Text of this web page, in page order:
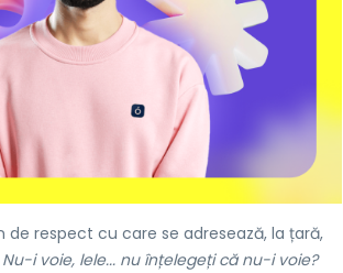
de respect cu care se adresează, la țară,
Nu-i voie, lele... nu înțelegeți că nu-i voie?